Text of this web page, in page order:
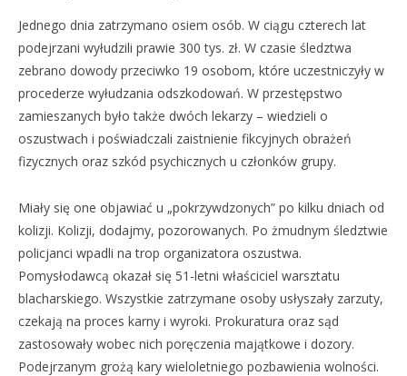
Jednego dnia zatrzymano osiem osób. W ciągu czterech lat
podejrzani wyłudzili prawie 300 tys. zł. W czasie śledztwa
zebrano dowody przeciwko 19 osobom, które uczestniczyły w
procederze wyłudzania odszkodowań. W przestępstwo
zamieszanych było także dwóch lekarzy – wiedzieli o
oszustwach i poświadczali zaistnienie fikcyjnych obrażeń
fizycznych oraz szkód psychicznych u członków grupy.
Miały się one objawiać u „pokrzywdzonych” po kilku dniach od
kolizji. Kolizji, dodajmy, pozorowanych. Po żmudnym śledztwie
policjanci wpadli na trop organizatora oszustwa.
Pomysłodawcą okazał się 51-letni właściciel warsztatu
blacharskiego. Wszystkie zatrzymane osoby usłyszały zarzuty,
czekają na proces karny i wyroki. Prokuratura oraz sąd
zastosowały wobec nich poręczenia majątkowe i dozory.
Podejrzanym grożą kary wieloletniego pozbawienia wolności.